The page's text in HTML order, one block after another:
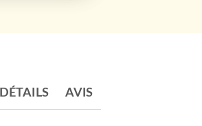
DÉTAILS AVIS